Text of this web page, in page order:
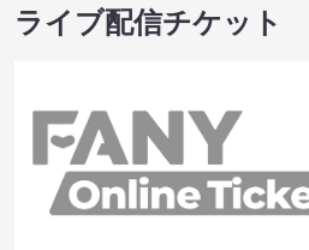
ライブ配信チケット